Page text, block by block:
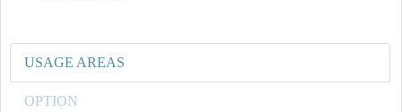
USAGE AREAS
OPTION